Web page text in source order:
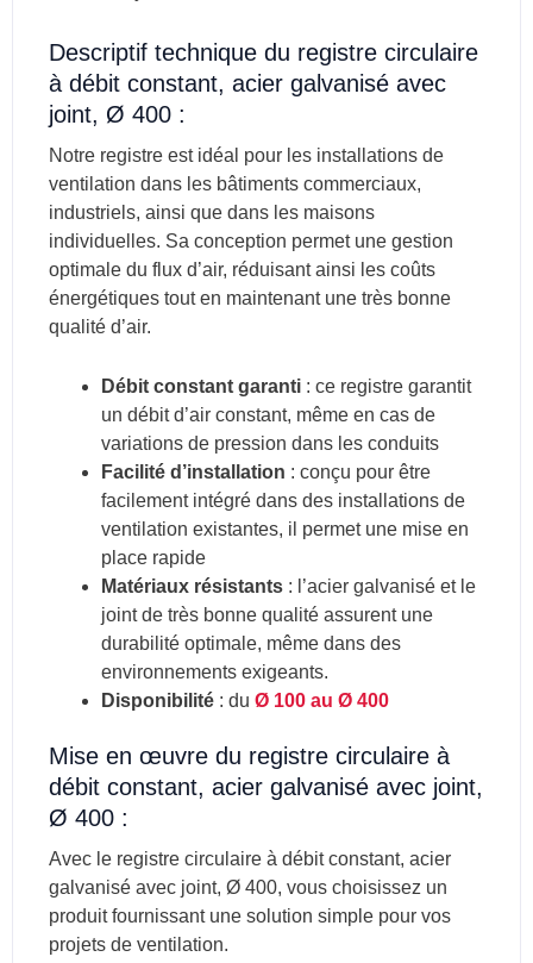
Descriptif technique du registre circulaire
à débit constant, acier galvanisé avec
joint, Ø 400 :
Notre registre est idéal pour les installations de
ventilation dans les bâtiments commerciaux,
industriels, ainsi que dans les maisons
individuelles. Sa conception permet une gestion
optimale du flux d’air, réduisant ainsi les coûts
énergétiques tout en maintenant une très bonne
qualité d’air.
Débit constant garanti: ce registre garantit
un débit d’air constant, même en cas de
variations de pression dans les conduits
Facilité d’installation : conçu pour être
facilement intégré dans des installations de
ventilation existantes, il permet une mise en
place rapide
Matériaux résistants: l’acier galvanisé et le
joint de très bonne qualité assurent une
durabilité optimale, même dans des
environnements exigeants.
Disponibilité: du Ø 100 au Ø 400
Mise en œuvre du registre circulaire à
débit constant, acier galvanisé avec joint,
Ø 400 :
Avec le registre circulaire à débit constant, acier
galvanisé avec joint, Ø 400, vous choisissez un
produit fournissant une solution simple pour vos
projets de ventilation.